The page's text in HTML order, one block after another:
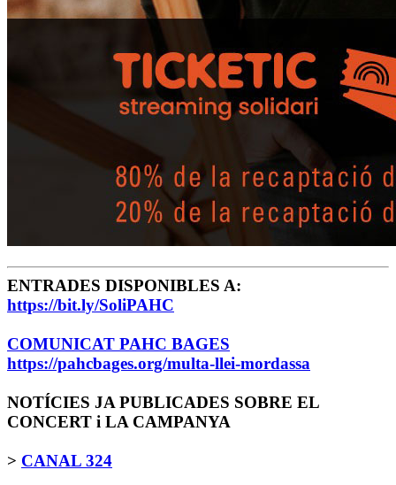
ENTRADES DISPONIBLES A:
https://bit.ly/SoliPAHC
COMUNICAT PAHC BAGES
https://pahcbages.org/multa-llei-mordassa
NOTÍCIES JA PUBLICADES SOBRE EL
CONCERT i LA CAMPANYA
> CANAL 324